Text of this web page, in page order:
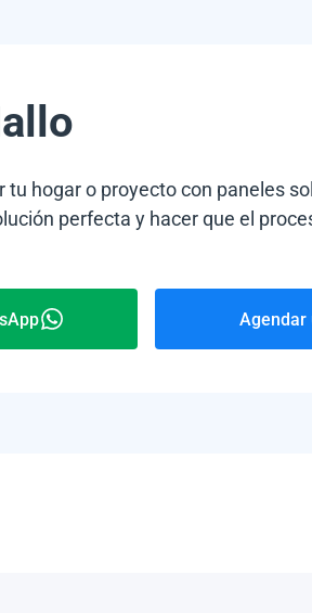
hogar o proyecto con paneles
perfecta y hacer que el
Agendar